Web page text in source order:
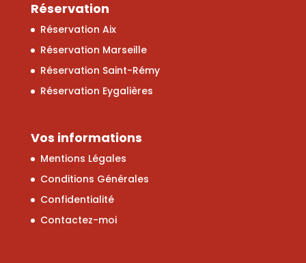
Réservation
Réservation Aix
Réservation Marseille
Réservation Saint-Rémy
Réservation Eygalières
Vos informations
Mentions Légales
Conditions Générales
Confidentialité
Contactez-moi